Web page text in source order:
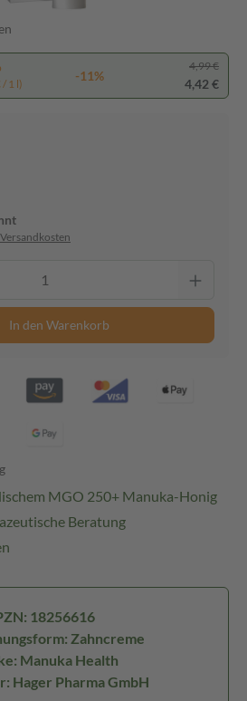
1 l)
-11%
4,99 €
4,42 €
In den Warenkorb
MGO 250+ Manuka-Honig
Beratung
18256616
Zahncreme
Manuka Health
Hager Pharma GmbH